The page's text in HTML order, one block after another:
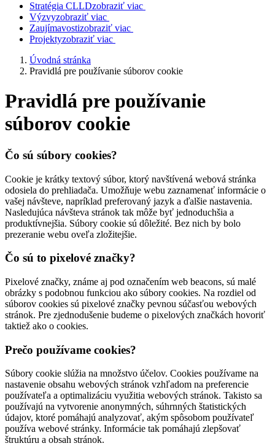
Stratégia CLLDzobraziť viac
Výzvyzobraziť viac
Zaujímavostizobraziť viac
Projektyzobraziť viac
Úvodná stránka
Pravidlá pre používanie súborov cookie
Pravidlá pre používanie
súborov cookie
Čo sú súbory cookies?
Cookie je krátky textový súbor, ktorý navštívená webová stránka
odosiela do prehliadača. Umožňuje webu zaznamenať informácie o
vašej návšteve, napríklad preferovaný jazyk a ďalšie nastavenia.
Nasledujúca návšteva stránok tak môže byť jednoduchšia a
produktívnejšia. Súbory cookie sú dôležité. Bez nich by bolo
prezeranie webu oveľa zložitejšie.
Čo sú to pixelové značky?
Pixelové značky, známe aj pod označením web beacons, sú malé
obrázky s podobnou funkciou ako súbory cookies. Na rozdiel od
súborov cookies sú pixelové značky pevnou súčasťou webových
stránok. Pre zjednodušenie budeme o pixelových značkách hovoriť
taktiež ako o cookies.
Prečo používame cookies?
Súbory cookie slúžia na množstvo účelov. Cookies používame na
nastavenie obsahu webových stránok vzhľadom na preferencie
používateľa a optimalizáciu využitia webových stránok. Takisto sa
používajú na vytvorenie anonymných, súhrnných štatistických
údajov, ktoré pomáhajú analyzovať, akým spôsobom používateľ
používa webové stránky. Informácie tak pomáhajú zlepšovať
štruktúru a obsah stránok.